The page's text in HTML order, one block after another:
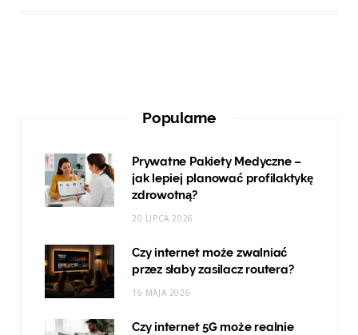
Popularne
Prywatne Pakiety Medyczne –
jak lepiej planować profilaktykę
zdrowotną?
20 LIPCA 2026
Czy internet może zwalniać
przez słaby zasilacz routera?
16 MAJA 2026
Czy internet 5G może realnie